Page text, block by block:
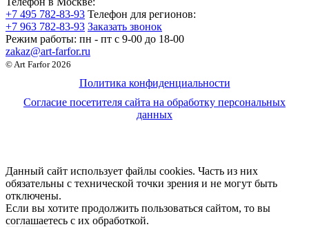
+7 495 782-83-93 Телефон для регионов:
+7 963 782-83-93 Заказать звонок
Режим работы: пн - пт c 9-00 до 18-00
zakaz@art-farfor.ru
© Art Farfor 2026
Политика конфиденциальности
Согласие посетителя сайта на обработку персональных
данных
Данный сайт использует файлы cookies. Часть из них
обязательны с технической точки зрения и не могут быть
отключены.
Если вы хотите продолжить пользоваться сайтом, то вы
соглашаетесь с их обработкой.